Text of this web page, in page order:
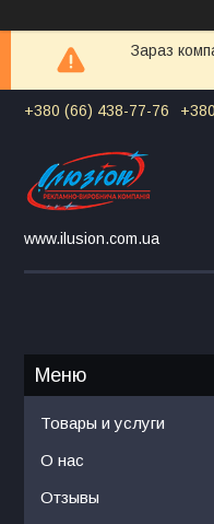
Зараз
+380 (66) 438-77-76
www.ilusion.com.ua
Товары и услуги
О нас
Отзывы